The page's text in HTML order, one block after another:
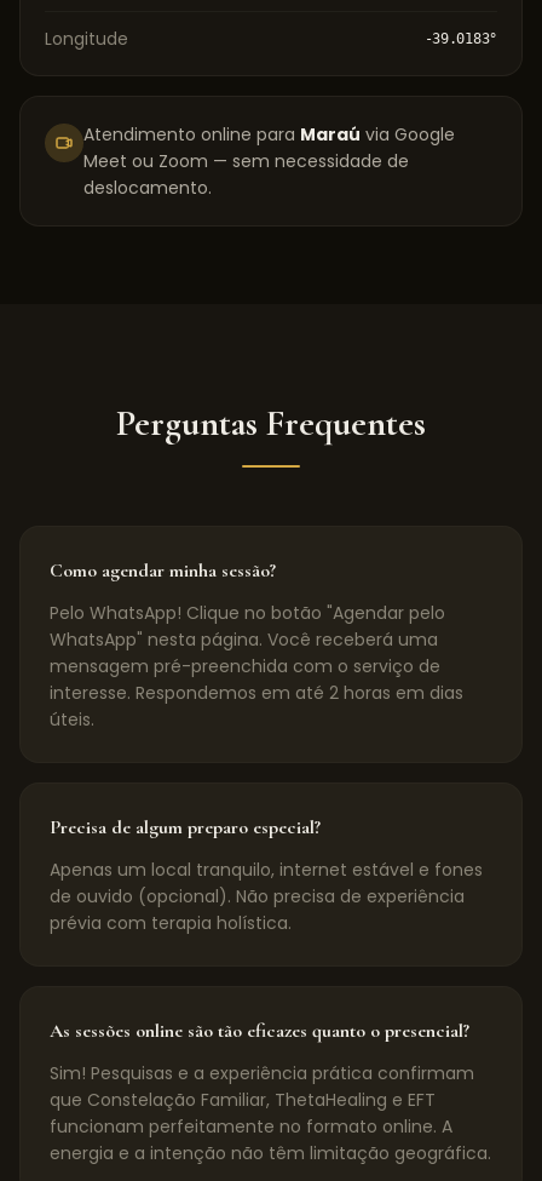
Longitude -39.0183°
Atendimento online para Maraú via Google
Meet ou Zoom — sem necessidade de
deslocamento.
Perguntas Frequentes
Como agendar minha sessão?
Pelo WhatsApp! Clique no botão "Agendar pelo
WhatsApp" nesta página. Você receberá uma
mensagem pré-preenchida com o serviço de
interesse. Respondemos em até 2 horas em dias
úteis.
Precisa de algum preparo especial?
Apenas um local tranquilo, internet estável e fones
de ouvido (opcional). Não precisa de experiência
prévia com terapia holística.
As sessões online são tão eficazes quanto o presencial?
Sim! Pesquisas e a experiência prática confirmam
que Constelação Familiar, ThetaHealing e EFT
funcionam perfeitamente no formato online. A
energia e a intenção não têm limitação geográfica.